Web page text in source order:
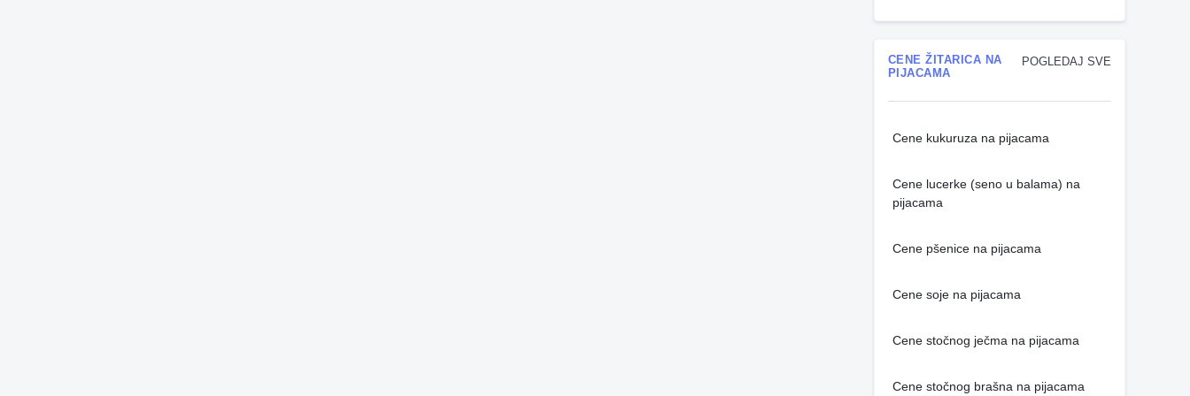
POGLEDAJ SVE
CENE ŽITARICA NA
PIJACAMA
Cene kukuruza na pijacama
Cene lucerke (seno u balama) na
pijacama
Cene pšenice na pijacama
Cene soje na pijacama
Cene stočnog ječma na pijacama
Cene stočnog brašna na pijacama